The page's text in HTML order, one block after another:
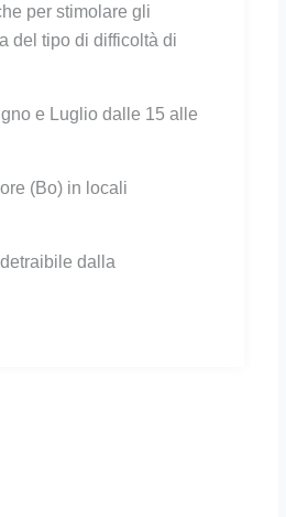
per stimolare gli
del tipo di difficoltà di
e Luglio dalle 15 alle
(Bo) in locali
dalla